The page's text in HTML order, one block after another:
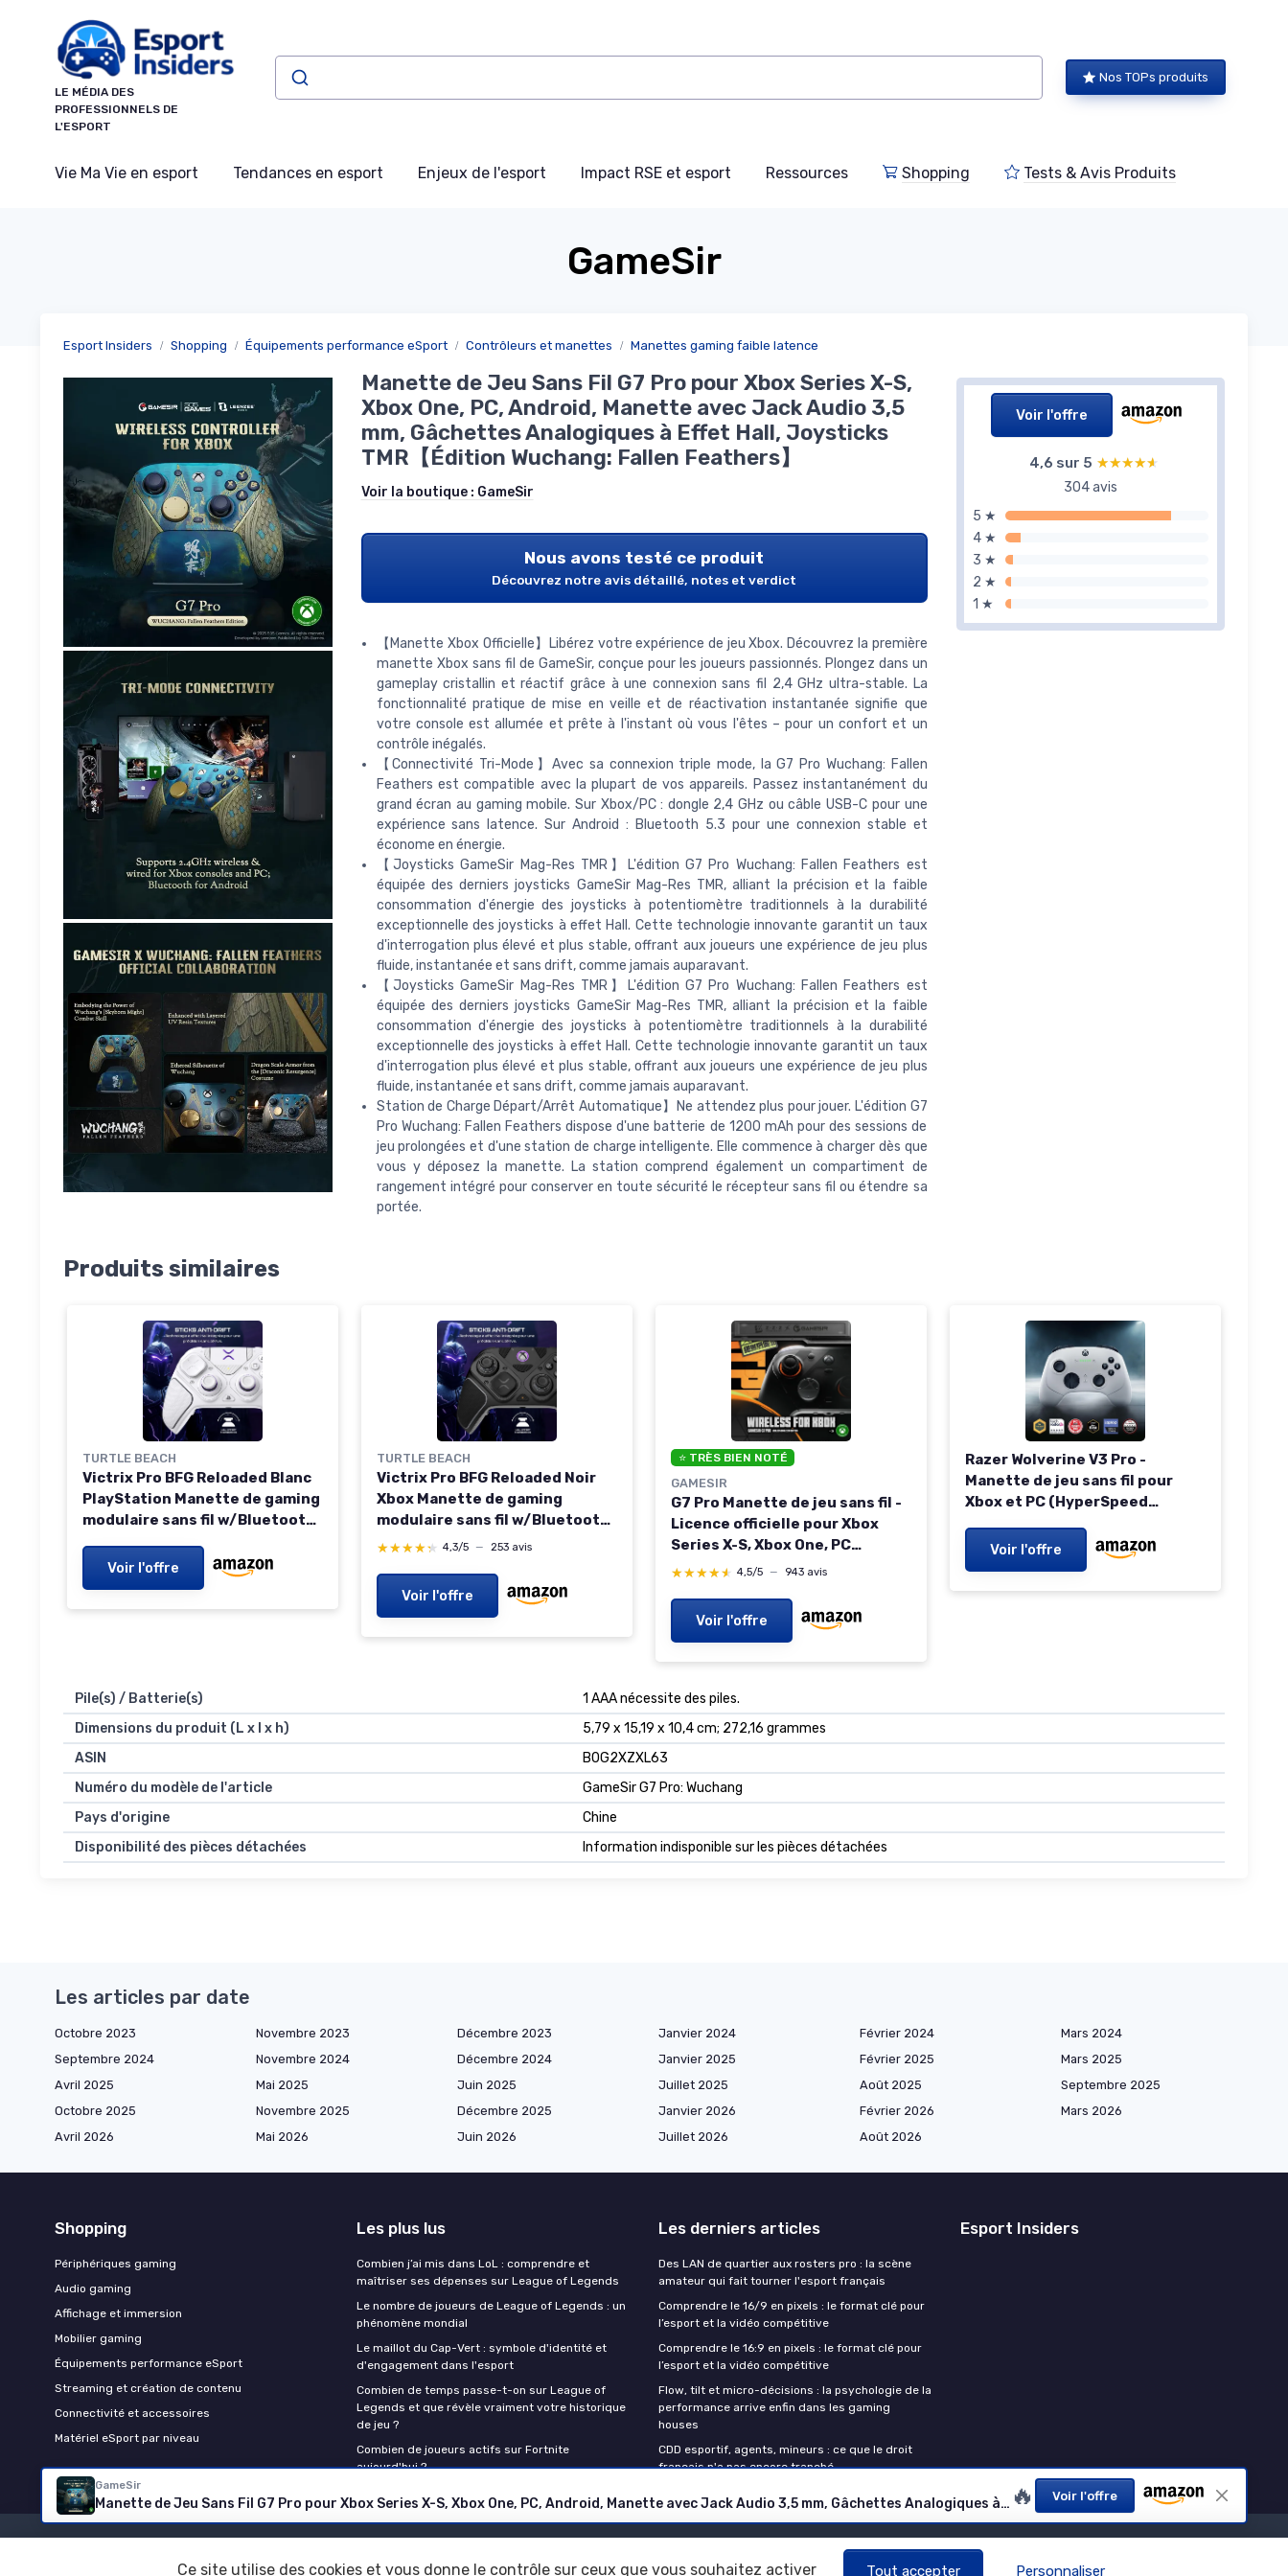
LE MÉDIA DES
PROFESSIONNELS DE
L'ESPORT
Nos TOPs produits
Vie Ma Vie en esport Tendances en esport Enjeux de l'esport Impact RSE et esport Ressources Shopping Tests & Avis Produits
GameSir
Esport Insiders Shopping Équipements performance eSport Contrôleurs et manettes Manettes gaming faible latence
Voir l'offre
4,6 sur 5 ★★★★★
★★★★★
304 avis
5 ★
4 ★
3 ★
2 ★
1 ★
Manette de Jeu Sans Fil G7 Pro pour Xbox Series X-S,
Xbox One, PC, Android, Manette avec Jack Audio 3,5
mm, Gâchettes Analogiques à Effet Hall, Joysticks
TMR【Édition Wuchang: Fallen Feathers】
Voir la boutique : GameSir
Nous avons testé ce produit
Découvrez notre avis détaillé, notes et verdict
【Manette Xbox Officielle】Libérez votre expérience de jeu Xbox. Découvrez la première
manette Xbox sans fil de GameSir, conçue pour les joueurs passionnés. Plongez dans un
gameplay cristallin et réactif grâce à une connexion sans fil 2,4 GHz ultra-stable. La
fonctionnalité pratique de mise en veille et de réactivation instantanée signifie que
votre console est allumée et prête à l'instant où vous l'êtes – pour un confort et un
contrôle inégalés.
【Connectivité Tri-Mode】Avec sa connexion triple mode, la G7 Pro Wuchang: Fallen
Feathers est compatible avec la plupart de vos appareils. Passez instantanément du
grand écran au gaming mobile. Sur Xbox/PC : dongle 2,4 GHz ou câble USB-C pour une
expérience sans latence. Sur Android : Bluetooth 5.3 pour une connexion stable et
économe en énergie.
【Joysticks GameSir Mag-Res TMR】L'édition G7 Pro Wuchang: Fallen Feathers est
équipée des derniers joysticks GameSir Mag-Res TMR, alliant la précision et la faible
consommation d'énergie des joysticks à potentiomètre traditionnels à la durabilité
exceptionnelle des joysticks à effet Hall. Cette technologie innovante garantit un taux
d'interrogation plus élevé et plus stable, offrant aux joueurs une expérience de jeu plus
fluide, instantanée et sans drift, comme jamais auparavant.
【Joysticks GameSir Mag-Res TMR】L'édition G7 Pro Wuchang: Fallen Feathers est
équipée des derniers joysticks GameSir Mag-Res TMR, alliant la précision et la faible
consommation d'énergie des joysticks à potentiomètre traditionnels à la durabilité
exceptionnelle des joysticks à effet Hall. Cette technologie innovante garantit un taux
d'interrogation plus élevé et plus stable, offrant aux joueurs une expérience de jeu plus
fluide, instantanée et sans drift, comme jamais auparavant.
Station de Charge Départ/Arrêt Automatique】Ne attendez plus pour jouer. L'édition G7
Pro Wuchang: Fallen Feathers dispose d'une batterie de 1200 mAh pour des sessions de
jeu prolongées et d'une station de charge intelligente. Elle commence à charger dès que
vous y déposez la manette. La station comprend également un compartiment de
rangement intégré pour conserver en toute sécurité le récepteur sans fil ou étendre sa
portée.
Produits similaires
TURTLE BEACH
Victrix Pro BFG Reloaded Blanc
PlayStation Manette de gaming
modulaire sans fil w/Bluetooth,
pour PlayStation 5, PlayStation
4 et PC
Voir l'offre
TURTLE BEACH
Victrix Pro BFG Reloaded Noir
Xbox Manette de gaming
modulaire sans fil w/Bluetooth,
module Fightpad et effet Hall
One et PC
★★★★★
★★★★★ 4,3/5 — 253 avis
Voir l'offre
⭐ TRÈS BIEN NOTÉ
GAMESIR
G7 Pro Manette de jeu sans fil -
Licence officielle pour Xbox
Series X-S, Xbox One, PC
Windows et Android, joysticks
de 1000 Hz - Édition Zenless
Zone Zero
★★★★★
★★★★★ 4,5/5 — 943 avis
Voir l'offre
Razer Wolverine V3 Pro -
Manette de jeu sans fil pour
Xbox et PC (HyperSpeed
Buttons, Anti-drift Hall Effect
analog thumbstic sticks, haptic
Voir l'offre
Pile(s) / Batterie(s)
1 AAA nécessite des piles.
Dimensions du produit (L x l x h)
5,79 x 15,19 x 10,4 cm; 272,16 grammes
ASIN
B0G2XZXL63
Numéro du modèle de l'article
GameSir G7 Pro: Wuchang
Pays d'origine
Chine
Disponibilité des pièces détachées
Information indisponible sur les pièces détachées
GameSir
Manette de Jeu Sans Fil G7 Pro pour Xbox Series X-S, Xbox One, PC, Android, Manette avec Jack Audio 3,5 mm, Gâchettes Analogiques à Effet Hall, Joysticks TMR【Édition Wuchang: Fallen Feathers】 🔥 Voir l'offre
Les articles par date
Octobre 2023 Novembre 2023 Décembre 2023 Janvier 2024 Février 2024
Mars 2024
Septembre 2024
Novembre 2024 Décembre 2024 Janvier 2025 Février 2025
Mars 2025
Avril 2025
Mai 2025 Juin 2025 Juillet 2025 Août 2025
Septembre 2025
Octobre 2025
Novembre 2025 Décembre 2025 Janvier 2026 Février 2026
Mars 2026
Avril 2026
Mai 2026 Juin 2026 Juillet 2026 Août 2026
Shopping
Périphériques gaming
Audio gaming
Affichage et immersion
Mobilier gaming
Équipements performance eSport
Streaming et création de contenu
Connectivité et accessoires
Matériel eSport par niveau
Les plus lus
Combien j’ai mis dans LoL : comprendre et
maîtriser ses dépenses sur League of Legends
Le nombre de joueurs de League of Legends : un
phénomène mondial
Le maillot du Cap-Vert : symbole d'identité et
d'engagement dans l'esport
Combien de temps passe-t-on sur League of
Legends et que révèle vraiment votre historique
de jeu ?
Combien de joueurs actifs sur Fortnite
aujourd'hui ?
Les derniers articles
Des LAN de quartier aux rosters pro : la scène
amateur qui fait tourner l'esport français
Comprendre le 16/9 en pixels : le format clé pour
l’esport et la vidéo compétitive
Comprendre le 16:9 en pixels : le format clé pour
l’esport et la vidéo compétitive
Flow, tilt et micro-décisions : la psychologie de la
performance arrive enfin dans les gaming
houses
CDD esportif, agents, mineurs : ce que le droit
français n'a pas encore tranché
Esport Insiders
© Esport Insiders 2026
Ce site utilise des cookies et vous donne le contrôle sur ceux que vous souhaitez activer Tout accepter Personnaliser